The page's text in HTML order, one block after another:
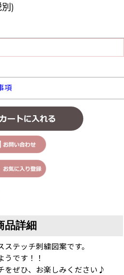
)
項
品詳細
テッチ刺繍図案です。
うです！！
をぜひ、お楽しみください♪